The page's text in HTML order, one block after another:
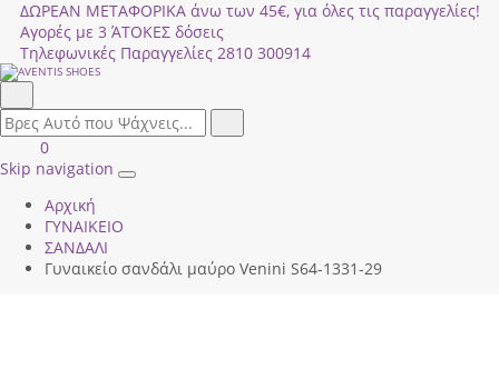
ΔΩΡΕΑΝ ΜΕΤΑΦΟΡΙΚΑ άνω των 45€, για όλες τις παραγγελίες!
Αγορές με 3 ΆΤΟΚΕΣ δόσεις
Τηλεφωνικές Παραγγελίες 2810 300914
field.search
Είσοδος
|
ΚΑΛΑΘΙ
ΑΓΟΡΩΝ
0
Skip navigation
Toggle
Αρχική
ΓΥΝΑΙΚΕΙΟ
ΣΑΝΔΑΛΙ
Γυναικείο σανδάλι μαύρο Venini S64-1331-29